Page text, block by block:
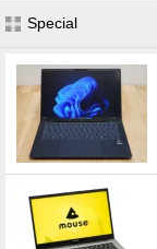
Special